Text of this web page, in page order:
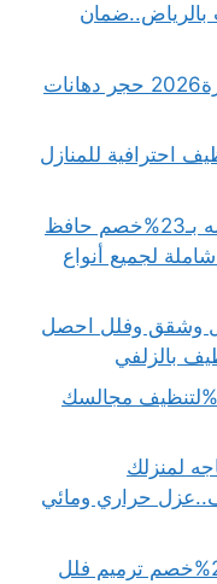
ترميم واجهات بالرياض بجودة فاخرة2026 حجر دهانات
احترافية للمنازل
شركة تنظيف عمائر بالرياض رخيصه بـ23%خصم حافظ
لجميع أنواع
وشقق وفلل احصل
شركة تنظيف مجالس بالخرج بـ40%لتنظيف مجالسك
لمنزلك
حراري ومائي
شركة ترميمات عامة بالرياض..بـ23%خصم ترميم فلل